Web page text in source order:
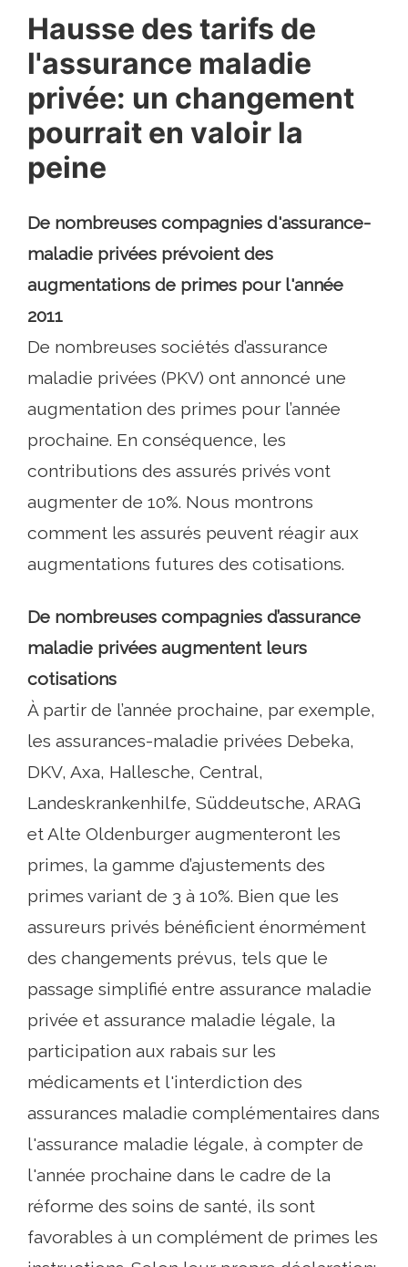
Hausse des tarifs de
l'assurance maladie
privée: un changement
pourrait en valoir la
peine
De nombreuses compagnies d'assurance-
maladie privées prévoient des
augmentations de primes pour l'année
2011
De nombreuses sociétés d’assurance
maladie privées (PKV) ont annoncé une
augmentation des primes pour l’année
prochaine. En conséquence, les
contributions des assurés privés vont
augmenter de 10%. Nous montrons
comment les assurés peuvent réagir aux
augmentations futures des cotisations.
De nombreuses compagnies d’assurance
maladie privées augmentent leurs
cotisations
À partir de l’année prochaine, par exemple,
les assurances-maladie privées Debeka,
DKV, Axa, Hallesche, Central,
Landeskrankenhilfe, Süddeutsche, ARAG
et Alte Oldenburger augmenteront les
primes, la gamme d’ajustements des
primes variant de 3 à 10%. Bien que les
assureurs privés bénéficient énormément
des changements prévus, tels que le
passage simplifié entre assurance maladie
privée et assurance maladie légale, la
participation aux rabais sur les
médicaments et l'interdiction des
assurances maladie complémentaires dans
l'assurance maladie légale, à compter de
l'année prochaine dans le cadre de la
réforme des soins de santé, ils sont
favorables à un complément de primes les